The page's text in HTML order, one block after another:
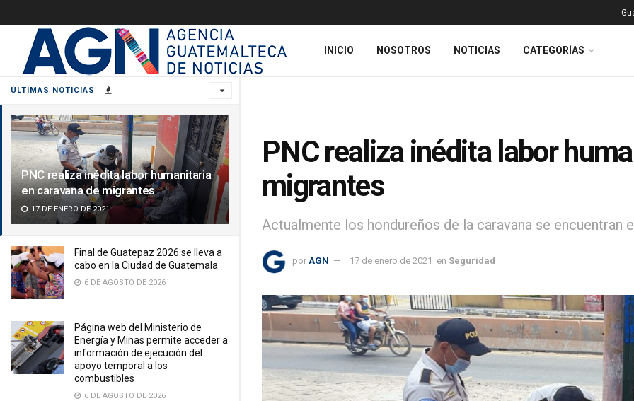
ÚLTIMAS NOTICIAS
PNC realiza inédita labor humanitaria
en caravana de migrantes
17 DE ENERO DE 2021
Final de Guatepaz 2026 se lleva a
cabo en la Ciudad de Guatemala
6 DE AGOSTO DE 2026
Página web del Ministerio de
Energía y Minas permite acceder a
información de ejecución del
apoyo temporal a los
combustibles
6 DE AGOSTO DE 2026
INICIO NOSOTROS NOTICIAS CATEGORÍAS
PNC realiza inédita labor
migrantes
Actualmente los hondureños de la caravana se
por AGN 17 de enero de 2021 en Seguridad